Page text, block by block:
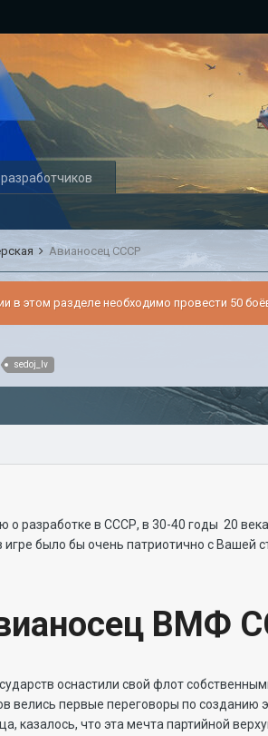
Авианосец СССР
в этом разделе необходимо провести 50
sedoj_lv
разработке в СССР, в 30-40 годы 20
было бы очень патриотично с Вашей
ВМФ
оснастили свой флот
велись первые переговоры по созданию
казалось, что эта мечта партийной